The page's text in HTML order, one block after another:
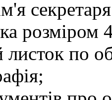
розміром
листок по